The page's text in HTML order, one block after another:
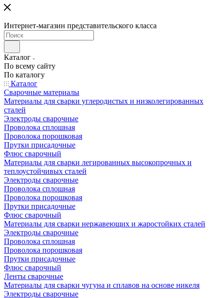
Интернет-магазин представительского класса
Каталог
По всему сайту
По каталогу
Каталог
Сварочные материалы
Материалы для сварки углеродистых и низколегированных
сталей
Электроды сварочные
Проволока сплошная
Проволока порошковая
Прутки присадочные
Флюс сварочный
Материалы для сварки легированных высокопрочных и
теплоустойчивых сталей
Электроды сварочные
Проволока сплошная
Проволока порошковая
Прутки присадочные
Флюс сварочный
Материалы для сварки нержавеющих и жаростойких сталей
Электроды сварочные
Проволока сплошная
Проволока порошковая
Прутки присадочные
Флюс сварочный
Ленты сварочные
Материалы для сварки чугуна и сплавов на основе никеля
Электроды сварочные